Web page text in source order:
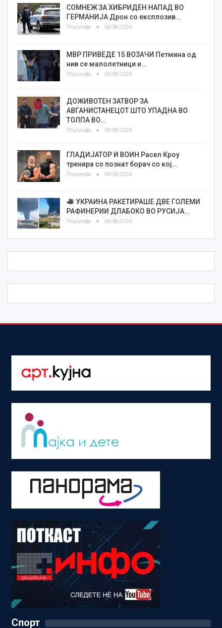
СОМНЕЖ ЗА ХИБРИДЕН НАПАД ВО
ГЕРМАНИЈА Дрон со експлозив…
Плусинфо 06/08/2026
МВР ПРИВЕДЕ 15 ВОЗАЧИ Петмина од
нив се малолетници и…
Плусинфо 06/08/2026
ДОЖИВОТЕН ЗАТВОР ЗА
АВГАНИСТАНЕЦОТ ШТО УПАДНА ВО
ТОЛПА ВО…
Плусинфо 06/08/2026
ГЛАДИЈАТОР И ВОИН Расел Кроу
тренира со познат борач со кој…
Плусинфо 06/08/2026
УКРАИНА РАКЕТИРАШЕ ДВЕ ГОЛЕМИ
РАФИНЕРИИ ДЛАБОКО ВО РУСИЈА…
Плусинфо 06/08/2026
Спорт